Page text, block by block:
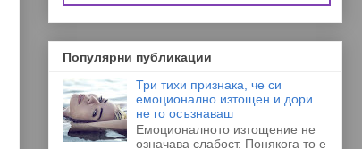
Популярни публикации
Три тихи признака, че си
емоционално изтощен и дори
не го осъзнаваш
Емоционалното изтощение не
означава слабост. Понякога то е